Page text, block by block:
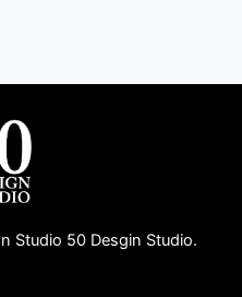
Studio 50 Desgin Studio.